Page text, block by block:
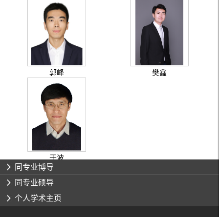
郭峰 樊鑫
于波
同专业博导
同专业硕导
个人学术主页